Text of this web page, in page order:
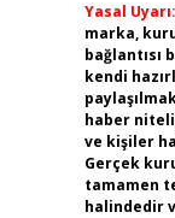
Yasal Uyarı:
marka,
bağlantısı
kendi
haber
ve kişiler
Gerçek
tamamen
halindedir